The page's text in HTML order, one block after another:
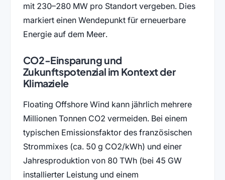
mit 230–280 MW pro Standort vergeben. Dies
markiert einen Wendepunkt für erneuerbare
Energie auf dem Meer.
CO2-Einsparung und
Zukunftspotenzial im Kontext der
Klimaziele
Floating Offshore Wind kann jährlich mehrere
Millionen Tonnen CO2 vermeiden. Bei einem
typischen Emissionsfaktor des französischen
Strommixes (ca. 50 g CO2/kWh) und einer
Jahresproduktion von 80 TWh (bei 45 GW
installierter Leistung und einem